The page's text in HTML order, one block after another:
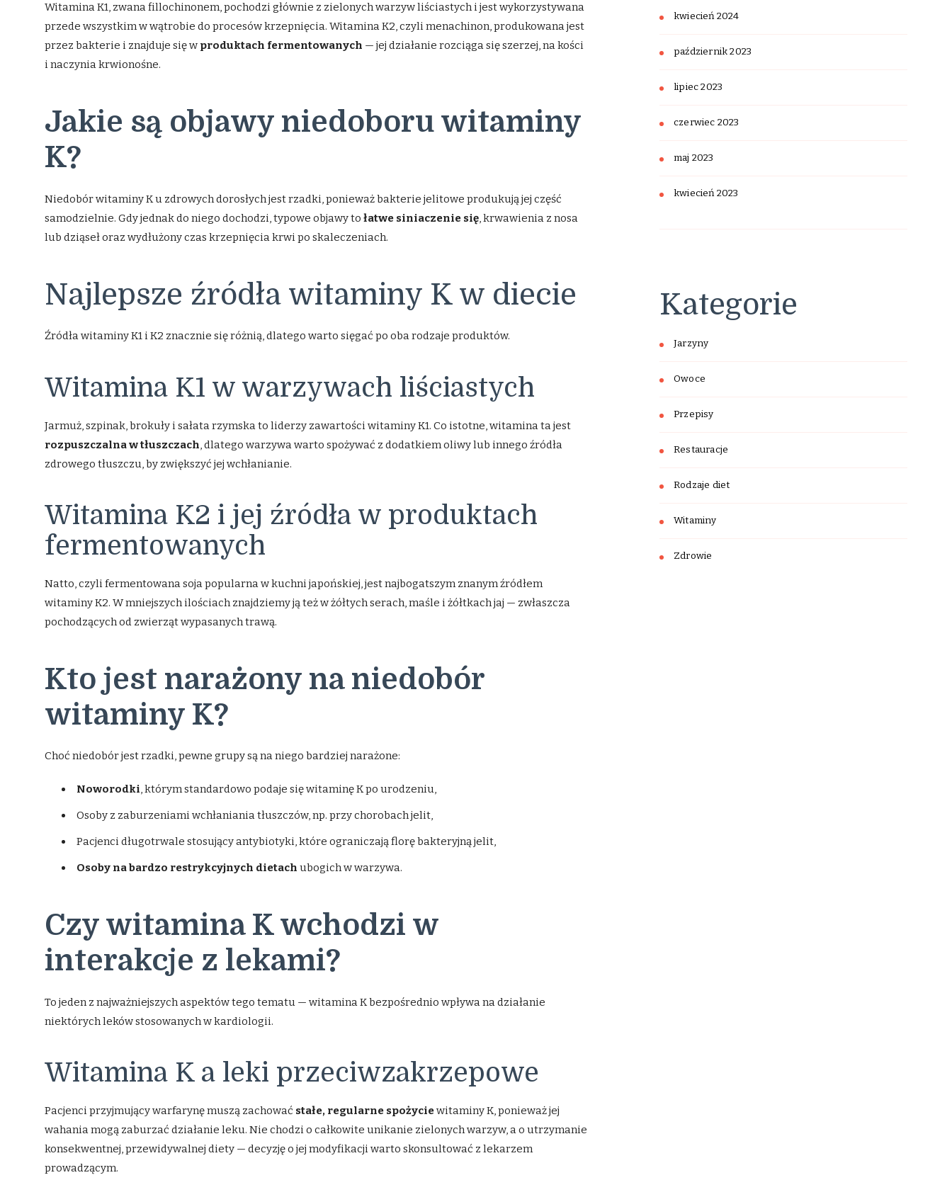
Witamina K1, zwana fillochinonem, pochodzi głównie z zielonych warzyw liściastych i jest wykorzystywana
przede wszystkim w wątrobie do procesów krzepnięcia. Witamina K2, czyli menachinon, produkowana jest
przez bakterie i znajduje się w produktach fermentowanych — jej działanie rozciąga się szerzej, na kości
i naczynia krwionośne.
Jakie są objawy niedoboru witaminy
K?
Niedobór witaminy K u zdrowych dorosłych jest rzadki, ponieważ bakterie jelitowe produkują jej część
samodzielnie. Gdy jednak do niego dochodzi, typowe objawy to łatwe siniaczenie się, krwawienia z nosa
lub dziąseł oraz wydłużony czas krzepnięcia krwi po skaleczeniach.
Najlepsze źródła witaminy K w diecie
Źródła witaminy K1 i K2 znacznie się różnią, dlatego warto sięgać po oba rodzaje produktów.
Witamina K1 w warzywach liściastych
Jarmuż, szpinak, brokuły i sałata rzymska to liderzy zawartości witaminy K1. Co istotne, witamina ta jest
rozpuszczalna w tłuszczach , dlatego warzywa warto spożywać z dodatkiem oliwy lub innego źródła
zdrowego tłuszczu, by zwiększyć jej wchłanianie.
Witamina K2 i jej źródła w produktach
fermentowanych
Natto, czyli fermentowana soja popularna w kuchni japońskiej, jest najbogatszym znanym źródłem
witaminy K2. W mniejszych ilościach znajdziemy ją też w żółtych serach, maśle i żółtkach jaj — zwłaszcza
pochodzących od zwierząt wypasanych trawą.
Kto jest narażony na niedobór
witaminy K?
Choć niedobór jest rzadki, pewne grupy są na niego bardziej narażone:
Noworodki, którym standardowo podaje się witaminę K po urodzeniu,
Osoby z zaburzeniami wchłaniania tłuszczów, np. przy chorobach jelit,
Pacjenci długotrwale stosujący antybiotyki, które ograniczają florę bakteryjną jelit,
Osoby na bardzo restrykcyjnych dietach ubogich w warzywa.
Czy witamina K wchodzi w
interakcje z lekami?
To jeden z najważniejszych aspektów tego tematu — witamina K bezpośrednio wpływa na działanie
niektórych leków stosowanych w kardiologii.
Witamina K a leki przeciwzakrzepowe
Pacjenci przyjmujący warfarynę muszą zachować stałe, regularne spożyciewitaminy K, ponieważ jej
wahania mogą zaburzać działanie leku. Nie chodzi o całkowite unikanie zielonych warzyw, a o utrzymanie
konsekwentnej, przewidywalnej diety — decyzję o jej modyfikacji warto skonsultować z lekarzem
prowadzącym.
kwiecień 2024
październik 2023
lipiec 2023
czerwiec 2023
maj 2023
kwiecień 2023
Kategorie
Jarzyny
Owoce
Przepisy
Restauracje
Rodzaje diet
Witaminy
Zdrowie